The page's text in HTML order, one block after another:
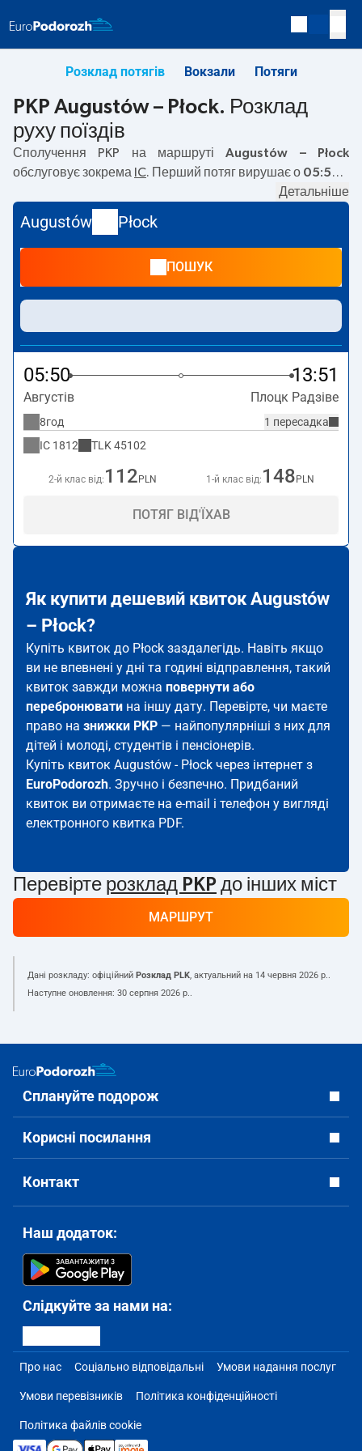
Розклад потягів Вокзали Потяги
PKP Augustów – Płock. Розклад
руху поїздів
Сполучення PKP на маршруті Augustów – Płock
обслуговує зокрема IC . Перший потяг вирушає о 05:50з
о 05:50. Наразі на маршруті
курсують інші потяги перевізника PKP Intercity. Потяг
завершує маршрут на станції Płock.
Детальніше
Augustów Płock
ПОШУК
05:50 13:51
Августів Плоцк Радзіве
1 пересадка
8год
IC 1812 TLK 45102
2-й клас від: 112 PLN 1-й клас від: 148 PLN
ПОТЯГ ВІД'ЇХАВ
Як купити дешевий квиток Augustów
– Płock?
Купіть квиток до Płock заздалегідь. Навіть якщо
ви не впевнені у дні та годині відправлення, такий
квиток завжди можна повернути або
перебронювати на іншу дату. Перевірте, чи маєте
право на знижки PKP — найпопулярніші з них для
дітей і молоді, студентів і пенсіонерів.
Купіть квиток Augustów - Płock через інтернет з
EuroPodorozh. Зручно і безпечно. Придбаний
квиток ви отримаєте на e-mail і телефон у вигляді
електронного квитка PDF.
Перевірте розклад PKP до інших міст
МАРШРУТ
Дані розкладу: офіційний Розклад PLK, актуальний на 14 червня 2026 р..
Наступне оновлення: 30 серпня 2026 р..
Сплануйте подорож
Корисні посилання
Контакт
Наш додаток:
Слідкуйте за нами на:
Про нас Соціально відповідальні Умови надання послуг
Умови перевізників Політика конфіденційності
Політика файлів cookie